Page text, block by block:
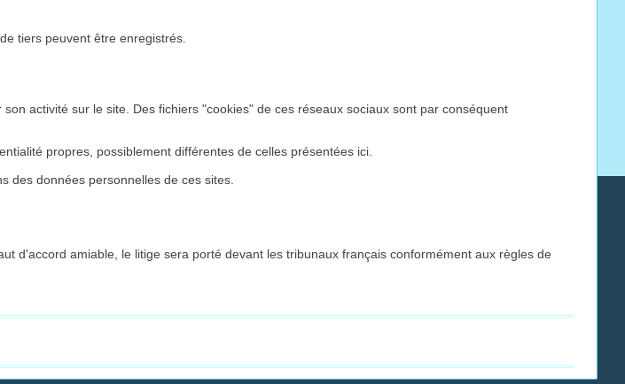
tiers peuvent être enregistrés.
activité sur le site. Des fichiers "cookies" de ces réseaux sociaux sont par conséquent
propres, possiblement différentes de celles présentées ici.
des données personnelles de ces sites.
d'accord amiable, le litige sera porté devant les tribunaux français conformément aux règles de